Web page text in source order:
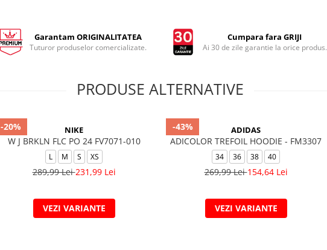
Garantam ORIGINALITATEA
Tuturor produselor comercializate.
Cumpara fara GRIJI
Ai 30 de zile garantie la orice produs.
PRODUSE ALTERNATIVE
-20% NIKE
W J BRKLN FLC PO 24 FV7071-010
L M S XS
289,99 Lei231,99 Lei
VEZI VARIANTE
-43% ADIDAS
ADICOLOR TREFOIL HOODIE - FM3307
34 36 38 40
269,99 Lei154,64 Lei
VEZI VARIANTE